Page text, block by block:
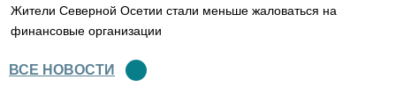
Жители Северной Осетии стали меньше жаловаться на
финансовые организации
ВСЕ НОВОСТИ